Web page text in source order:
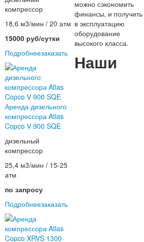
компрессор
18,6 м3/мин / 20 атм
15000 руб/сутки
Подробнеезаказать
Аренда дизельного
компрессора Atlas
Copco V 900 SQE
дизельный
компрессор
25,4 м3/мин / 15-25
атм
по запросу
Подробнеезаказать
можно сэкономить
финансы, и получить
в эксплуатацию
оборудование
высокого класса.
Наши